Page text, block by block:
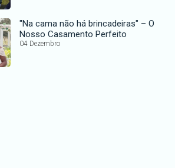
"Na cama não há brincadeiras" – O
Nosso Casamento Perfeito
04 Dezembro